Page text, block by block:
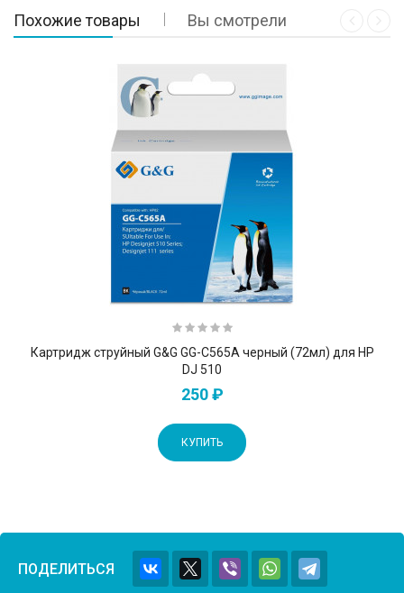
Похожие товары Вы смотрели
Картридж струйный G&G GG-C565A черный (72мл) для HP
DJ 510
250 ₽
КУПИТЬ
ПОДЕЛИТЬСЯ